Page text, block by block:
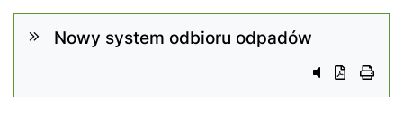
Nowy system odbioru odpadów
Przycisk
Przycisk